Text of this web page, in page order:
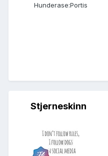
Hunderase:Portis
Stjerneskinn